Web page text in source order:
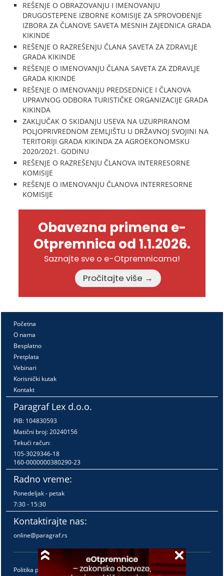
REŠENJE O OBRAZOVANJU I IMENOVANJU
DRUGOSTEPENE IZBORNE KOMISIJE ZA SPROVOĐENJE
IZBORA ZA ČLANOVE SAVETA MESNIH ZAJEDNICA GRADA
KIKINDE
REŠENJE O RAZREŠENJU ČLANA SAVETA ZA ZDRAVLJE
GRADA KIKINDE
REŠENJE O IMENOVANJU ČLANA SAVETA ZA ZDRAVLJE
GRADA KIKINDE
REŠENJE O IMENOVANJU PREDSEDNICE I ČLANOVA
UPRAVNOG ODBORA TURISTIČKE ORGANIZACIJE GRADA
KIKINDA
ZAKLJUČAK O SKIDANJU USEVA NA UZURPIRANOM
POLJOPRIVREDNOM ZEMLJIŠTU U DRŽAVNOJ SVOJINI NA
TERITORIJI GRADA KIKINDA ZA AGROEKONOMSKU
2020/2021. GODINU
REŠENJE O RAZREŠENJU ČLANOVA INTERRESORNE
KOMISIJE
REŠENJE O IMENOVANJU ČLANOVA INTERRESORNE
KOMISIJE
Obavezna primena e-
Otpremnica od 1.1.2026.
Saznajte sve o e-Otpremnicama!
Pročitajte više →
Početna
O nama
Besplatno
Pretplata
Vebinari
Korisnički kutak
Kontakt
Paragraf Lex d.o.o.
PIB: 104830593
Matični broj: 20240156
Tekući račun:
105-3029346-18
160-0000000380290-23
Radno vreme:
Ponedeljak - petak
7:30 - 15:30
Kontaktirajte nas:
online@paragraf.rs
Politika privatnosti